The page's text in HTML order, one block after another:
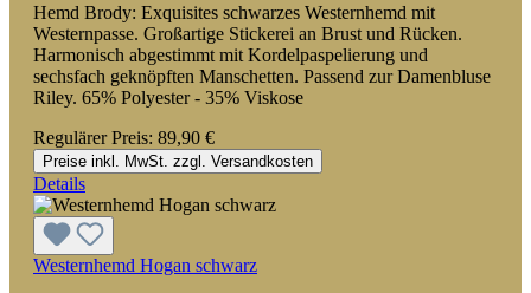
Hemd Brody: Exquisites schwarzes Westernhemd mit
Westernpasse. Großartige Stickerei an Brust und Rücken.
Harmonisch abgestimmt mit Kordelpaspelierung und
sechsfach geknöpften Manschetten. Passend zur Damenbluse
Riley. 65% Polyester - 35% Viskose
Regulärer Preis: 89,90 €
Preise inkl. MwSt. zzgl. Versandkosten
Details
Westernhemd Hogan schwarz